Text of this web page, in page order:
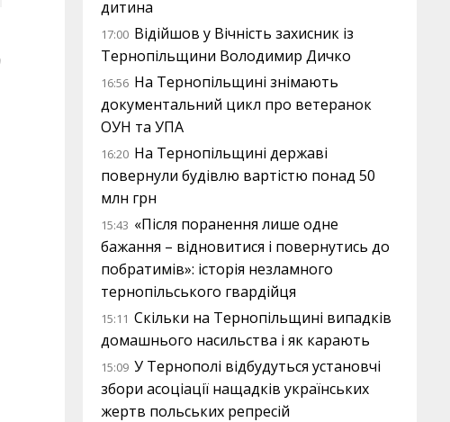
дитина
17:00 Відійшов у Вічність захисник із
Тернопільщини Володимир Дичко
16:56 На Тернопільщині знімають
документальний цикл про ветеранок
ОУН та УПА
16:20 На Тернопільщині державі
повернули будівлю вартістю понад 50
млн грн
15:43 «Після поранення лише одне
бажання – відновитися і повернутись до
побратимів»: історія незламного
тернопільського гвардійця
15:11 Скільки на Тернопільщині випадків
домашнього насильства і як карають
15:09 У Тернополі відбудуться установчі
збори асоціації нащадків українських
жертв польських репресій